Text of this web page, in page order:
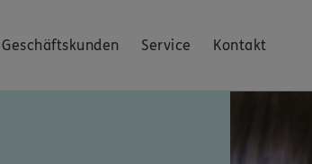
Geschäftskunden Service Kontakt